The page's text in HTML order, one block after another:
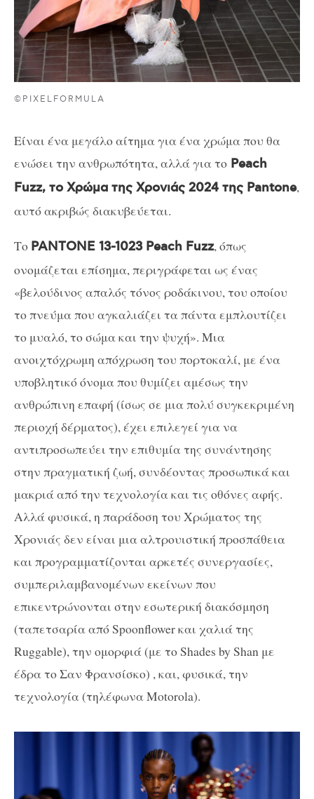
©PIXELFORMULA
Είναι ένα μεγάλο αίτημα για ένα χρώμα που θα
ενώσει την ανθρωπότητα, αλλά για το Peach
Fuzz, το Χρώμα της Χρονιάς 2024 της Pantone,
αυτό ακριβώς διακυβεύεται.
Το PANTONE 13-1023 Peach Fuzz, όπως
ονομάζεται επίσημα, περιγράφεται ως ένας
«βελούδινος απαλός τόνος ροδάκινου, του οποίου
το πνεύμα που αγκαλιάζει τα πάντα εμπλουτίζει
το μυαλό, το σώμα και την ψυχή». Μια
ανοιχτόχρωμη απόχρωση του πορτοκαλί, με ένα
υποβλητικό όνομα που θυμίζει αμέσως την
ανθρώπινη επαφή (ίσως σε μια πολύ συγκεκριμένη
περιοχή δέρματος), έχει επιλεγεί για να
αντιπροσωπεύει την επιθυμία της συνάντησης
στην πραγματική ζωή, συνδέοντας προσωπικά και
μακριά από την τεχνολογία και τις οθόνες αφής.
Αλλά φυσικά, η παράδοση του Χρώματος της
Χρονιάς δεν είναι μια αλτρουιστική προσπάθεια
και προγραμματίζονται αρκετές συνεργασίες,
συμπεριλαμβανομένων εκείνων που
επικεντρώνονται στην εσωτερική διακόσμηση
(ταπετσαρία από Spoonflower και χαλιά της
Ruggable), την ομορφιά (με το Shades by Shan με
έδρα το Σαν Φρανσίσκο) , και, φυσικά, την
τεχνολογία (τηλέφωνα Motorola).